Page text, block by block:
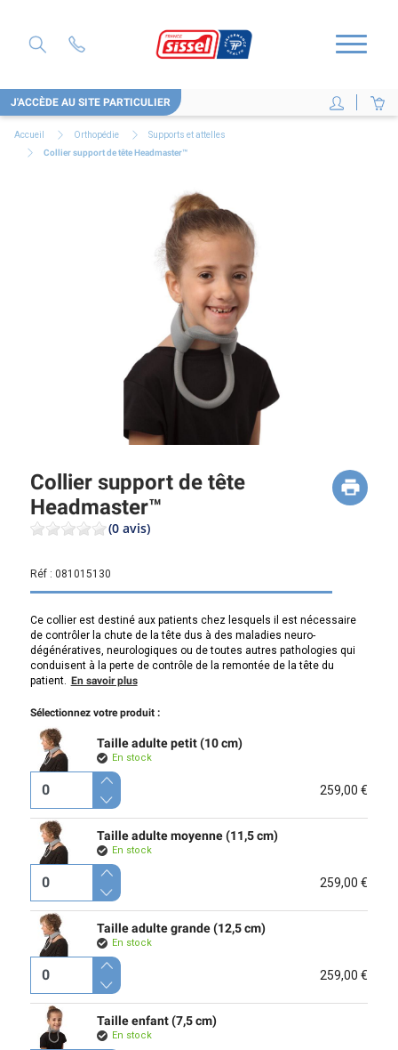
J'ACCÈDE AU SITE PARTICULIER
Accueil Orthopédie
Supports et attelles
Collier support de tête Headmaster™
Collier support de tête
Headmaster™
(0 avis)
Réf : 081015130
Ce collier est destiné aux patients chez lesquels il est nécessaire
de contrôler la chute de la tête dus à des maladies neuro-
dégénératives, neurologiques ou de toutes autres pathologies qui
conduisent à la perte de contrôle de la remontée de la tête du
patient. En savoir plus
Sélectionnez votre produit :
Taille adulte petit (10 cm)
En stock
259,00 €
Taille adulte moyenne (11,5 cm)
En stock
259,00 €
Taille adulte grande (12,5 cm)
En stock
259,00 €
Taille enfant (7,5 cm)
En stock